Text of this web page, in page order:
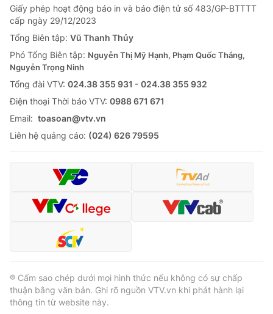
VTV Sức khoẻ Bất động sản
Thị trường 24h
VTV4 Vươn mình bằng AI
VTV9
Theo dõi báo trên
Giấy phép hoạt động báo in và báo điện tử số 483/GP-BTTTT
cấp ngày 29/12/2023
Tổng Biên tập: Vũ Thanh Thủy
Phó Tổng Biên tập: Nguyễn Thị Mỹ Hạnh, Phạm Quốc Thắng,
Nguyễn Trọng Ninh
Tổng đài VTV: 024.38 355 931 - 024.38 355 932
Ðiện thoại Thời báo VTV: 0988 671 671
Email: toasoan@vtv.vn
Liên hệ quảng cáo: (024) 626 79595
® Cấm sao chép dưới mọi hình thức nếu không có sự chấp
thuận bằng văn bản. Ghi rõ nguồn VTV.vn khi phát hành lại
thông tin từ website này.